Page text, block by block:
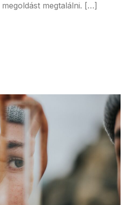
megtalálni. […]